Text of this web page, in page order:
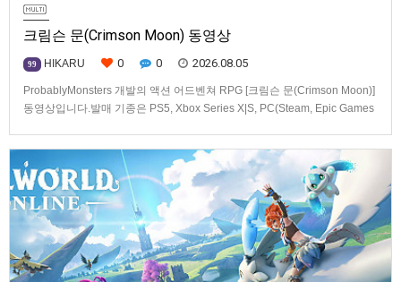
크림슨 문(Crimson Moon) 동영상
99 HIKARU 0 0 2026.08.05
ProbablyMonsters 개발의 액션 어드벤쳐 RPG [크림슨 문(Crimson Moon)]
동영상입니다.발매 기종은 PS5, Xbox Series X|S, PC(Steam, Epic Games